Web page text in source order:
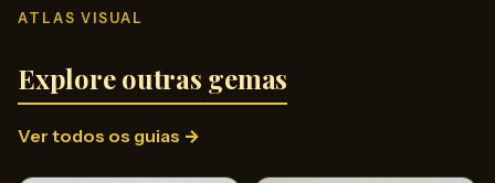
ATLAS VISUAL
Explore outras gemas
Ver todos os guias →